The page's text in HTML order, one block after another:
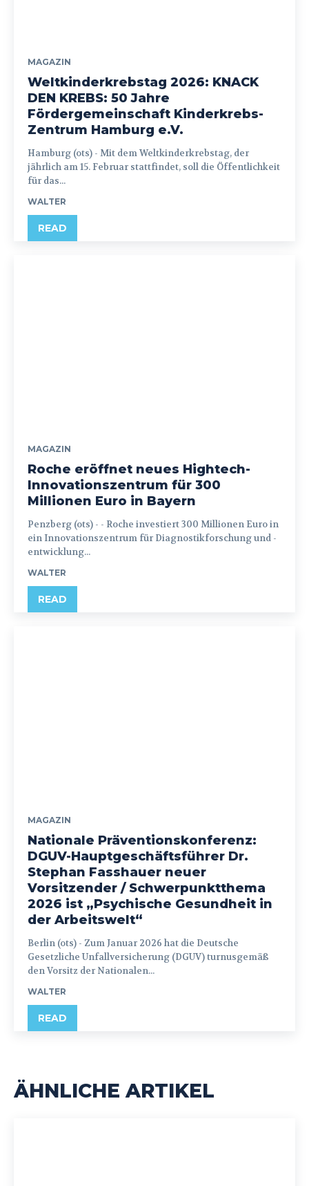
MAGAZIN
Weltkinderkrebstag 2026: KNACK
DEN KREBS: 50 Jahre
Fördergemeinschaft Kinderkrebs-
Zentrum Hamburg e.V.
Hamburg (ots) - Mit dem Weltkinderkrebstag, der
jährlich am 15. Februar stattfindet, soll die Öffentlichkeit
für das...
WALTER
READ
MAGAZIN
Roche eröffnet neues Hightech-
Innovationszentrum für 300
Millionen Euro in Bayern
Penzberg (ots) - - Roche investiert 300 Millionen Euro in
ein Innovationszentrum für Diagnostikforschung und -
entwicklung...
WALTER
READ
MAGAZIN
Nationale Präventionskonferenz:
DGUV-Hauptgeschäftsführer Dr.
Stephan Fasshauer neuer
Vorsitzender / Schwerpunktthema
2026 ist „Psychische Gesundheit in
der Arbeitswelt“
Berlin (ots) - Zum Januar 2026 hat die Deutsche
Gesetzliche Unfallversicherung (DGUV) turnusgemäß
den Vorsitz der Nationalen...
WALTER
READ
ÄHNLICHE ARTIKEL